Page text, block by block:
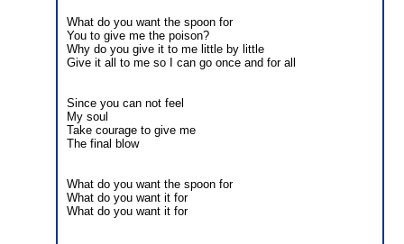
What do you want the spoon for
You to give me the poison?
Why do you give it to me little by little
Give it all to me so I can go once and for all
Since you can not feel
My soul
Take courage to give me
The final blow
What do you want the spoon for
What do you want it for
What do you want it for